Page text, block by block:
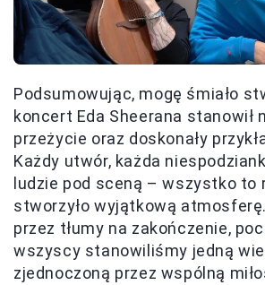
Podsumowując, mogę śmiało
koncert Eda Sheerana stanowił
przeżycie oraz doskonały
Każdy utwór, każda
ludzie pod sceną – wszystko to
stworzyło wyjątkową
przez tłumy na zakończenie,
wszyscy stanowiliśmy jedną
zjednoczoną przez wspólną